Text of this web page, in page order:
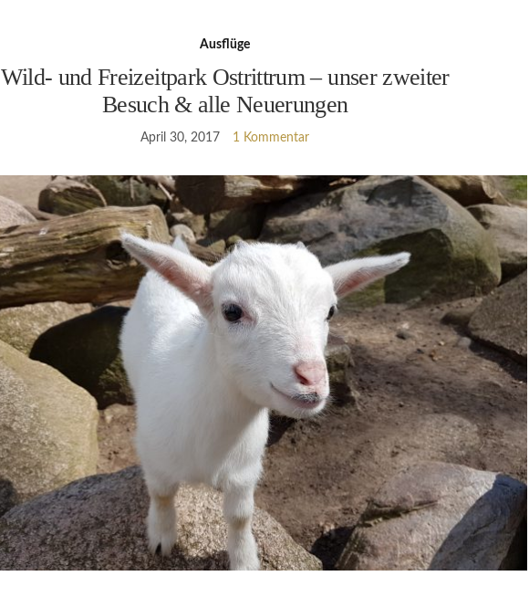
Ausflüge
Wild- und Freizeitpark Ostrittrum – unser zweiter
Besuch & alle Neuerungen
April 30, 2017 1 Kommentar